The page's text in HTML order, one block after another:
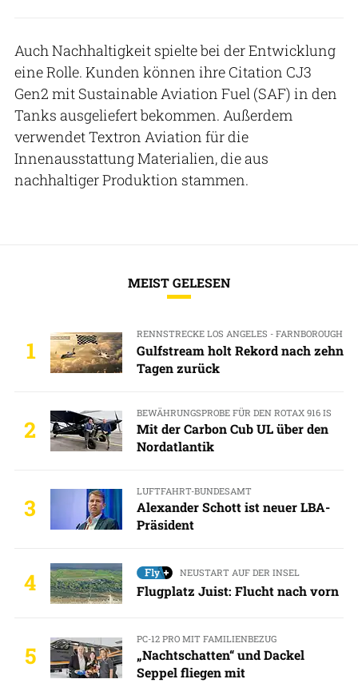
Auch Nachhaltigkeit spielte bei der Entwicklung
eine Rolle. Kunden können ihre Citation CJ3
Gen2 mit Sustainable Aviation Fuel (SAF) in den
Tanks ausgeliefert bekommen. Außerdem
verwendet Textron Aviation für die
Innenausstattung Materialien, die aus
nachhaltiger Produktion stammen.
MEIST GELESEN
1
RENNSTRECKE LOS ANGELES - FARNBOROUGH
Gulfstream holt Rekord nach zehn
Tagen zurück
2
BEWÄHRUNGSPROBE FÜR DEN ROTAX 916 IS
Mit der Carbon Cub UL über den
Nordatlantik
3
LUFTFAHRT-BUNDESAMT
Alexander Schott ist neuer LBA-
Präsident
4 NEUSTART AUF DER INSEL
Flugplatz Juist: Flucht nach vorn
5
PC-12 PRO MIT FAMILIENBEZUG
„Nachtschatten“ und Dackel
Seppel fliegen mit